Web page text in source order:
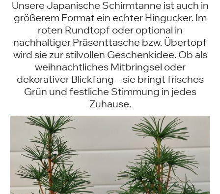
Unsere Japanische Schirmtanne ist auch in
größerem Format ein echter Hingucker. Im
roten Rundtopf oder optional in
nachhaltiger Präsenttasche bzw. Übertopf
wird sie zur stilvollen Geschenkidee. Ob als
weihnachtliches Mitbringsel oder
dekorativer Blickfang – sie bringt frisches
Grün und festliche Stimmung in jedes
Zuhause.